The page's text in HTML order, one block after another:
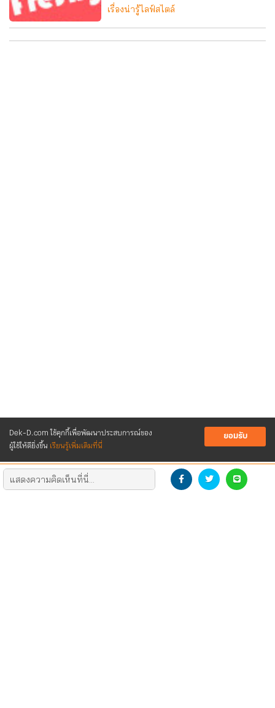
Dek-D.com ใช้คุกกี้เพื่อพัฒนาประสบการณ์ของ
ผู้ใช้ให้ดียิ่งขึ้น เรียนรู้เพิ่มเติมที่นี่
ยอมรับ
เรื่องน่ารู้ไลฟ์สไตล์